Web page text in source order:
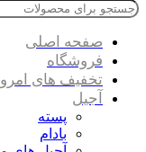
صفحه اصلی
فروشگاه
تخفیف های
آجیل
پسته
بادام